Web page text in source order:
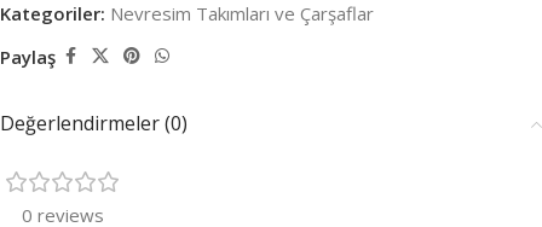
Kategoriler: Nevresim Takımları ve Çarşaflar
Paylaş
Değerlendirmeler (0)
0 reviews